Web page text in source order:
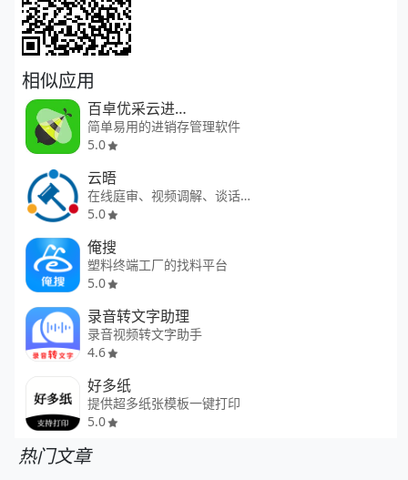
相似应用
百卓优采云进销存
简单易用的进销存管理软件
5.0
云晤
在线庭审、视频调解、谈话、公证
5.0
俺搜
塑料终端工厂的找料平台
5.0
录音转文字助理
录音视频转文字助手
4.6
好多纸
提供超多纸张模板一键打印
5.0
热门文章